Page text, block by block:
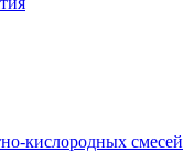
кислородных смесей